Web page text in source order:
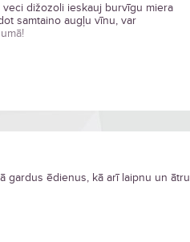
dižozoli ieskauj burvīgu miera
samtaino augļu vīnu, var
gardus ēdienus, kā arī laipnu un ātru